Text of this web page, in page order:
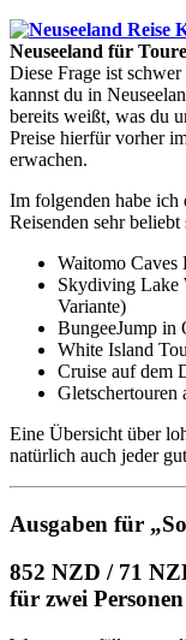
Neuseeland für
Diese Frage ist
kannst du in
bereits weißt, was du
Preise hierfür vorher
erwachen.
Im folgenden habe
Reisenden sehr
Waitomo
Skydiving Lake
Variante)
BungeeJump in
White Island
Cruise auf dem
Gletschertouren
Eine Übersicht über
natürlich auch jeder
Ausgaben für
852 NZD / 71
für zwei Personen